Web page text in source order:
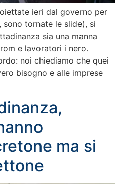
ieri dal governo per
tornate le slide), si
sia una manna
e lavoratori i nero.
noi chiediamo che quei
bisogno e alle imprese
ma si